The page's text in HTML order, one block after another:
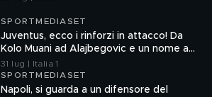
SPORTMEDIASET
Juventus, ecco i rinforzi in attacco! Da
Kolo Muani ad Alajbegovic e un nome a
sorpresa
31 lug | Italia 1
SPORTMEDIASET
Napoli, si guarda a un difensore del